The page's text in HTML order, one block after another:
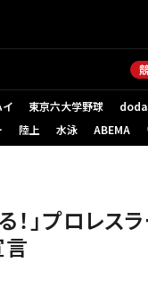
イ 東京六大学野球 （新
陸上 水泳 ABEMA
！」プロレ
言